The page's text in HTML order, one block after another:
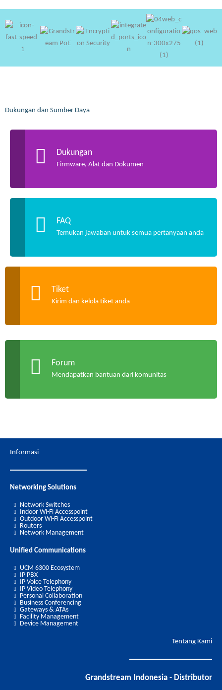
Dukungan dan Sumber Daya
Dukungan
Firmware, Alat dan Dokumen
FAQ
Temukan jawaban untuk semua pertanyaan anda
Tiket
Kirim dan kelola tiket anda
Forum
Mendapatkan bantuan dari komunitas
Informasi
Networking Solutions
Network Switches
Indoor Wi-Fi Accesspoint
Outdoor Wi-Fi Accesspoint
Routers
Network Management
Unified Communications
UCM 6300 Ecosystem
IP PBX
IP Voice Telephony
IP Video Telephony
Personal Collaboration
Business Conferencing
Gateways & ATAs
Facility Management
Device Management
Tentang Kami
Grandstream Indonesia - Distributor